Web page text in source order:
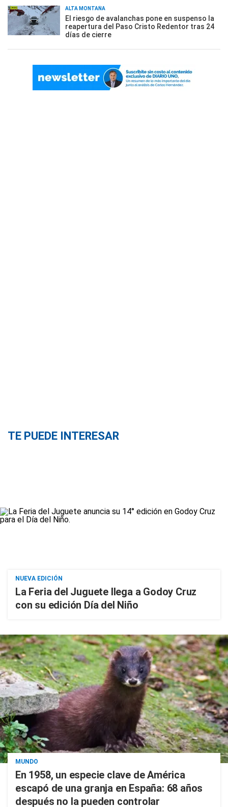
ALTA MONTAÑA
El riesgo de avalanchas pone en suspenso la
reapertura del Paso Cristo Redentor tras 24
días de cierre
TE PUEDE INTERESAR
NUEVA EDICIÓN
La Feria del Juguete llega a Godoy Cruz
con su edición Día del Niño
MUNDO
En 1958, un especie clave de América
escapó de una granja en España: 68 años
después no la pueden controlar